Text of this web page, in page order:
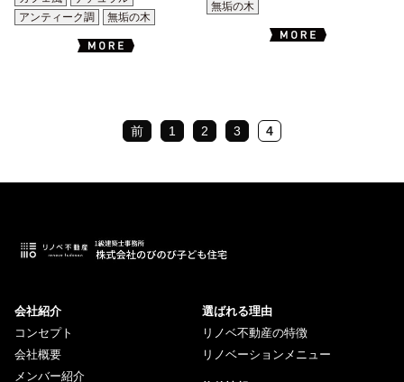
アンティーク調
無垢の木
無垢の木
前 1 2 3 4
会社紹介
コンセプト
会社概要
メンバー紹介
選ばれる理由
リノベ不動産の特徴
リノベーションメニュー